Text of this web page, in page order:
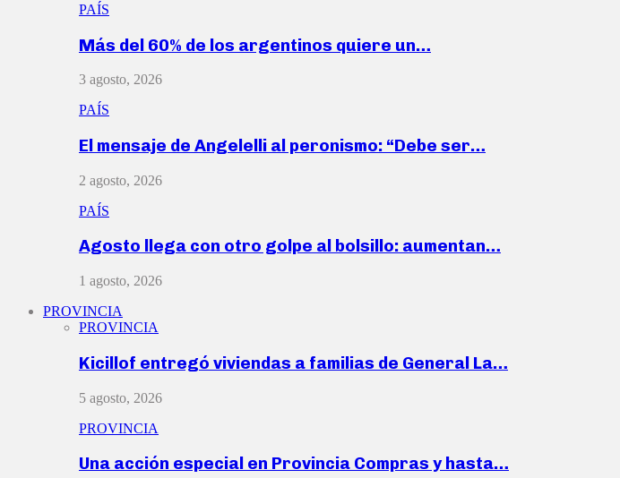
PAÍS
Más del 60% de los argentinos quiere un…
3 agosto, 2026
PAÍS
El mensaje de Angelelli al peronismo: “Debe ser…
2 agosto, 2026
PAÍS
Agosto llega con otro golpe al bolsillo: aumentan…
1 agosto, 2026
PROVINCIA
PROVINCIA
Kicillof entregó viviendas a familias de General La…
5 agosto, 2026
PROVINCIA
Una acción especial en Provincia Compras y hasta…